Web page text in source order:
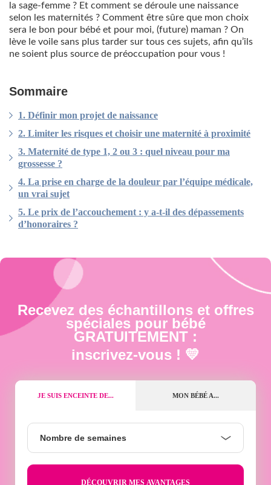
la sage-femme ? Et comment se déroule une naissance
selon les maternités ? Comment être sûre que mon choix
sera le bon pour bébé et pour moi, (future) maman ? On
lève le voile sans plus tarder sur tous ces sujets, afin qu’ils
ne soient plus source de préoccupation pour vous !
Sommaire
1. Définir mon projet de naissance
2. Limiter les risques et choisir une maternité à proximité
3. Maternité de type 1, 2 ou 3 : quel niveau pour ma
grossesse ?
4. La prise en charge de la douleur par l’équipe médicale,
un vrai sujet
5. Le prix de l’accouchement : y a-t-il des dépassements
d’honoraires ?
Recevez des échantillons et offres
spéciales pour bébé
GRATUITEMENT :
inscrivez-vous ! 💛
JE SUIS ENCEINTE DE... MON BÉBÉ A...
semaines
Nombre de semaines